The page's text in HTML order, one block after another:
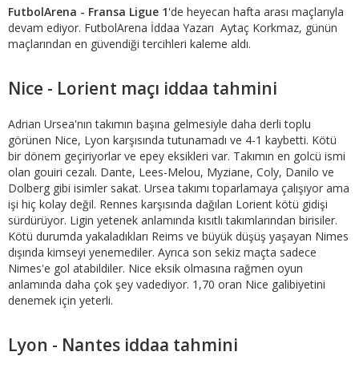
FutbolArena - Fransa Ligue 1'de heyecan hafta arası maçlarıyla
devam ediyor. FutbolArena İddaa Yazarı Aytaç Korkmaz, günün
maçlarından en güvendiği tercihleri kaleme aldı.
Nice - Lorient maçı iddaa tahmini
Adrian Ursea'nın takımın başına gelmesiyle daha derli toplu
görünen Nice, Lyon karşısında tutunamadı ve 4-1 kaybetti. Kötü
bir dönem geçiriyorlar ve epey eksikleri var. Takımın en golcü ismi
olan gouiri cezalı. Dante, Lees-Melou, Myziane, Coly, Danilo ve
Dolberg gibi isimler sakat. Ursea takımı toparlamaya çalışıyor ama
işi hiç kolay değil. Rennes karşısında dağılan Lorient kötü gidişi
sürdürüyor. Ligin yetenek anlamında kısıtlı takımlarından birisiler.
Kötü durumda yakaladıkları Reims ve büyük düşüş yaşayan Nimes
dışında kimseyi yenemediler. Ayrıca son sekiz maçta sadece
Nimes'e gol atabildiler. Nice eksik olmasına rağmen oyun
anlamında daha çok şey vadediyor. 1,70 oran Nice galibiyetini
denemek için yeterli.
Lyon - Nantes iddaa tahmini